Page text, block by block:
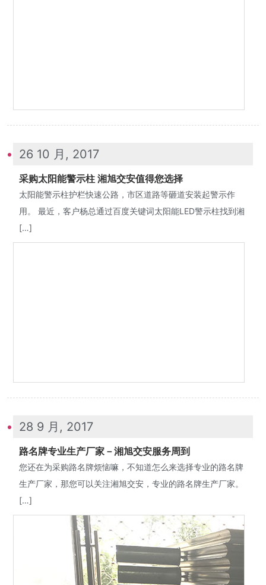
26 10 月, 2017
采购太阳能警示柱 湘旭交安值得您选择
太阳能警示柱护栏快速公路，市区道路等砸道安装起警示作
用。 最近，客户杨总通过百度关键词太阳能LED警示柱找到湘
[…]
28 9 月, 2017
路名牌专业生产厂家－湘旭交安服务周到
您还在为采购路名牌烦恼嘛，不知道怎么来选择专业的路名牌
生产厂家，那您可以关注湘旭交安，专业的路名牌生产厂家。
[…]